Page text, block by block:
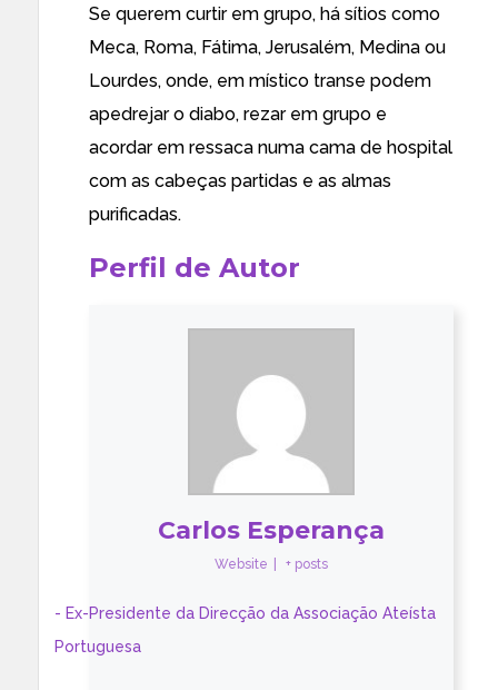
Se querem curtir em grupo, há sítios como
Meca, Roma, Fátima, Jerusalém, Medina ou
Lourdes, onde, em místico transe podem
apedrejar o diabo, rezar em grupo e
acordar em ressaca numa cama de hospital
com as cabeças partidas e as almas
purificadas.
Perfil de Autor
Carlos Esperança
Website + posts
- Ex-Presidente da Direcção da Associação Ateísta
Portuguesa